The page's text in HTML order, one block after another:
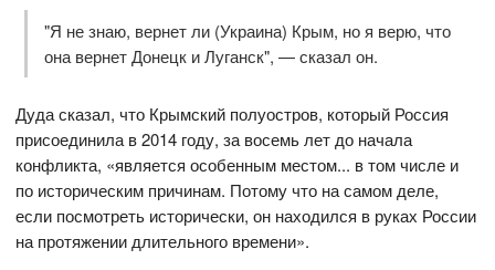
"Я не знаю, вернет ли (Украина) Крым, но я верю, что
она вернет Донецк и Луганск", — сказал он.
Дуда сказал, что Крымский полуостров, который Россия
присоединила в 2014 году, за восемь лет до начала
конфликта, «является особенным местом... в том числе и
по историческим причинам. Потому что на самом деле,
если посмотреть исторически, он находился в руках России
на протяжении длительного времени».